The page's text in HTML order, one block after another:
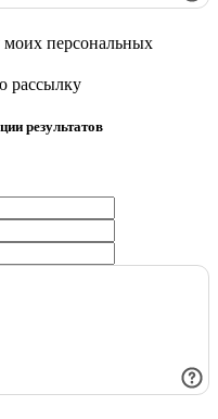
моих персональных
рассылку
результатов